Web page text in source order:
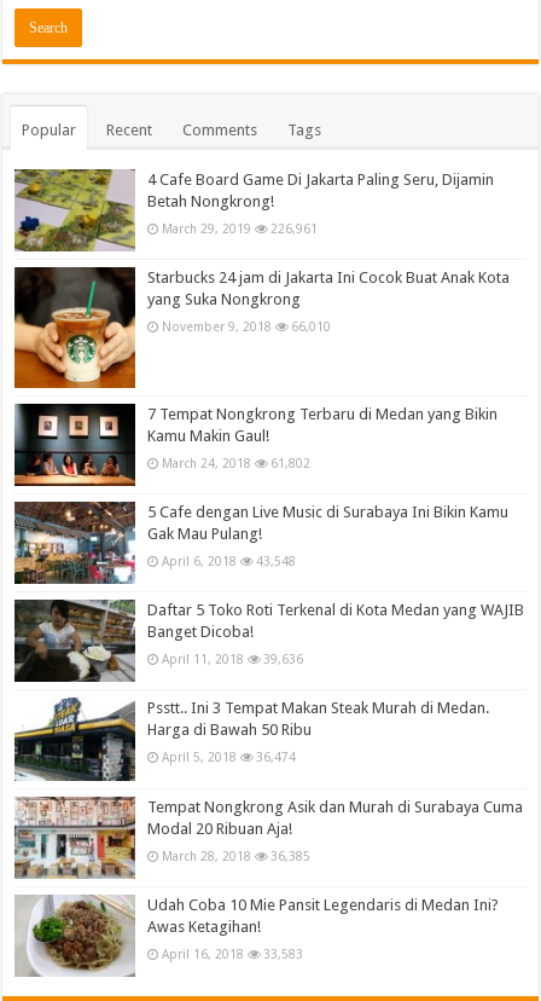
Popular Recent Comments Tags
4 Cafe Board Game Di Jakarta Paling Seru, Dijamin
Betah Nongkrong!
March 29, 2019 226,961
Starbucks 24 jam di Jakarta Ini Cocok Buat Anak Kota
yang Suka Nongkrong
November 9, 2018 66,010
7 Tempat Nongkrong Terbaru di Medan yang Bikin
Kamu Makin Gaul!
March 24, 2018 61,802
5 Cafe dengan Live Music di Surabaya Ini Bikin Kamu
Gak Mau Pulang!
April 6, 2018 43,548
Daftar 5 Toko Roti Terkenal di Kota Medan yang WAJIB
Banget Dicoba!
April 11, 2018 39,636
Psstt.. Ini 3 Tempat Makan Steak Murah di Medan.
Harga di Bawah 50 Ribu
April 5, 2018 36,474
Tempat Nongkrong Asik dan Murah di Surabaya Cuma
Modal 20 Ribuan Aja!
March 28, 2018 36,385
Udah Coba 10 Mie Pansit Legendaris di Medan Ini?
Awas Ketagihan!
April 16, 2018 33,583